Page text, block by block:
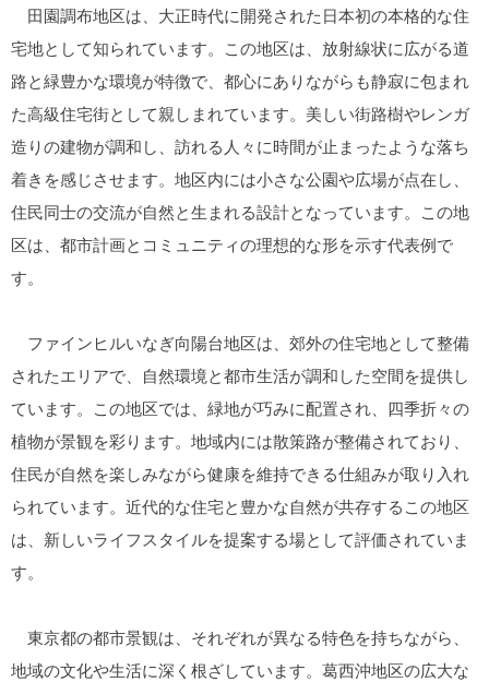
田園調布地区は、大正時代に開発された日本初の本格的な住
宅地として知られています。この地区は、放射線状に広がる道
路と緑豊かな環境が特徴で、都心にありながらも静寂に包まれ
た高級住宅街として親しまれています。美しい街路樹やレンガ
造りの建物が調和し、訪れる人々に時間が止まったような落ち
着きを感じさせます。地区内には小さな公園や広場が点在し、
住民同士の交流が自然と生まれる設計となっています。この地
区は、都市計画とコミュニティの理想的な形を示す代表例で
す。
ファインヒルいなぎ向陽台地区は、郊外の住宅地として整備
されたエリアで、自然環境と都市生活が調和した空間を提供し
ています。この地区では、緑地が巧みに配置され、四季折々の
植物が景観を彩ります。地域内には散策路が整備されており、
住民が自然を楽しみながら健康を維持できる仕組みが取り入れ
られています。近代的な住宅と豊かな自然が共存するこの地区
は、新しいライフスタイルを提案する場として評価されていま
す。
東京都の都市景観は、それぞれが異なる特色を持ちながら、
地域の文化や生活に深く根ざしています。葛西沖地区の広大な